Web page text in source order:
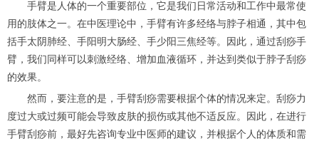
手臂是人体的一个重要部位，它是我们日常活动和工作中最常使
用的肢体之一。在中医理论中，手臂有许多经络与脖子相通，其中包
括手太阴肺经、手阳明大肠经、手少阳三焦经等。因此，通过刮痧手
臂，我们同样可以刺激经络、增加血液循环，并达到类似于脖子刮痧
的效果。
然而，要注意的是，手臂刮痧需要根据个体的情况来定。刮痧力
度过大或过频可能会导致皮肤的损伤或其他不适反应。因此，在进行
手臂刮痧前，最好先咨询专业中医师的建议，并根据个人的体质和需